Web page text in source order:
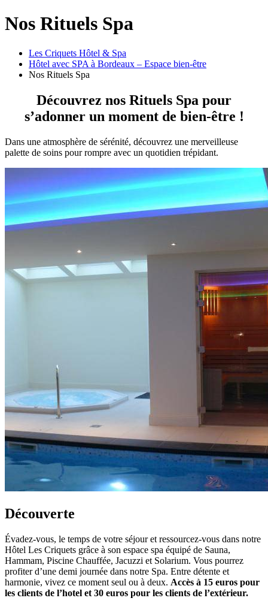
Nos Rituels Spa
Les Criquets Hôtel & Spa
Hôtel avec SPA à Bordeaux – Espace bien-être
Nos Rituels Spa
Découvrez nos Rituels Spa pour
s’adonner un moment de bien-être !
Dans une atmosphère de sérénité, découvrez une merveilleuse
palette de soins pour rompre avec un quotidien trépidant.
Découverte
Évadez-vous, le temps de votre séjour et ressourcez-vous dans notre
Hôtel Les Criquets grâce à son espace spa équipé de Sauna,
Hammam, Piscine Chauffée, Jacuzzi et Solarium. Vous pourrez
profiter d’une demi journée dans notre Spa. Entre détente et
harmonie, vivez ce moment seul ou à deux. Accès à 15 euros pour
les clients de l’hotel et 30 euros pour les clients de l’extérieur.